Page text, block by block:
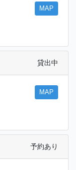
MAP
貸出中
MAP
予約あり